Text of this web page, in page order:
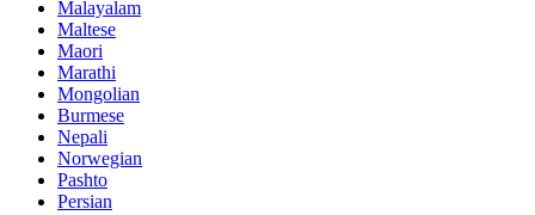
Malayalam
Maltese
Maori
Marathi
Mongolian
Burmese
Nepali
Norwegian
Pashto
Persian